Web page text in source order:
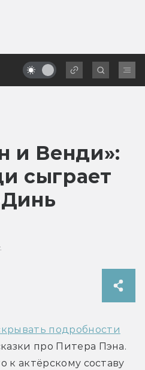
и Венди»:
сыграет
подробности
про Питера Пэна.
к актёрскому составу